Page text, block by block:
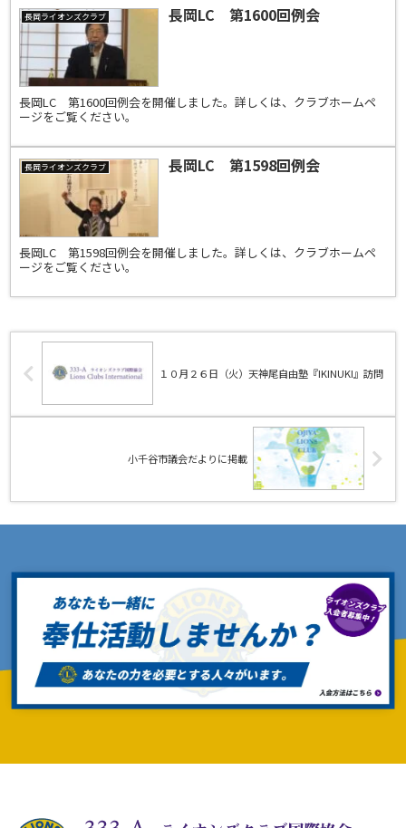
長岡ライオンズクラブ 長岡LC 第1600回例会
長岡LC 第1600回例会を開催しました。詳しくは、クラブホームペ
ージをご覧ください。
長岡ライオンズクラブ 長岡LC 第1598回例会
長岡LC 第1598回例会を開催しました。詳しくは、クラブホームペ
ージをご覧ください。
１０月２６日（火）天神尾自由塾『IKINUKI』訪問
小千谷市議会だよりに掲載